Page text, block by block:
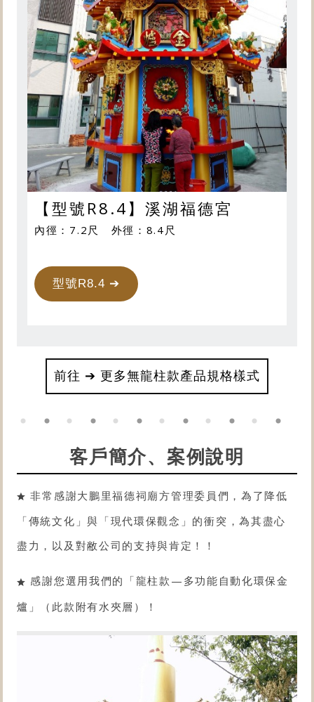
【型號R8.4】溪湖福德宮
內徑：7.2尺 外徑：8.4尺
型號R8.4 ➔
前往 ➔ 更多無龍柱款產品規格樣式
客戶簡介、案例說明
非常感謝大鵬里福德祠廟方管理委員們，為了降低
「傳統文化」與「現代環保觀念」的衝突，為其盡心
盡力，以及對敝公司的支持與肯定！！
感謝您選用我們的「龍柱款 — 多功能自動化環保金
爐 」（此款附有水夾層）！